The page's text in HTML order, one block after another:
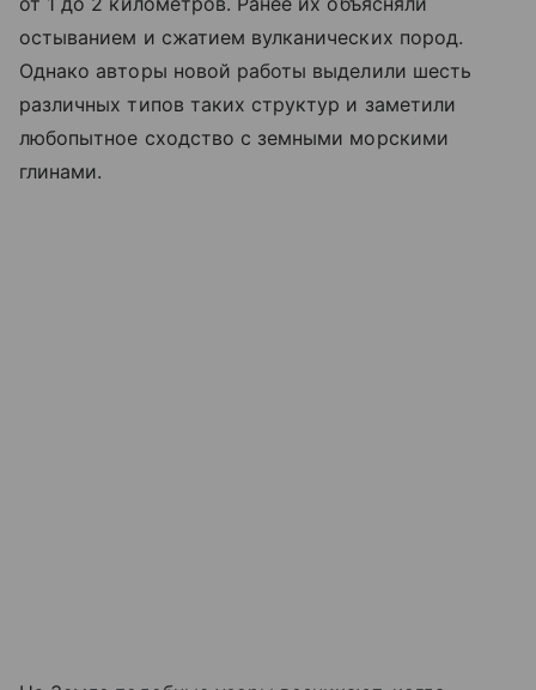
остыванием и сжатием вулканических пород.
Однако авторы новой работы выделили шесть
различных типов таких структур и заметили
любопытное сходство с земными морскими
глинами.